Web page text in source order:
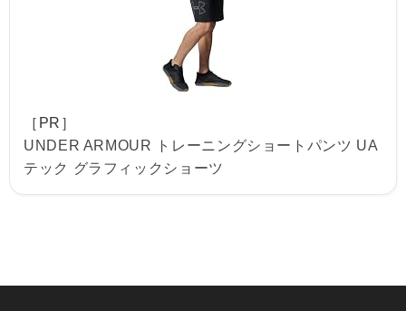
［PR］
UNDER ARMOUR トレーニングショートパンツ UA
テック グラフィックショーツ